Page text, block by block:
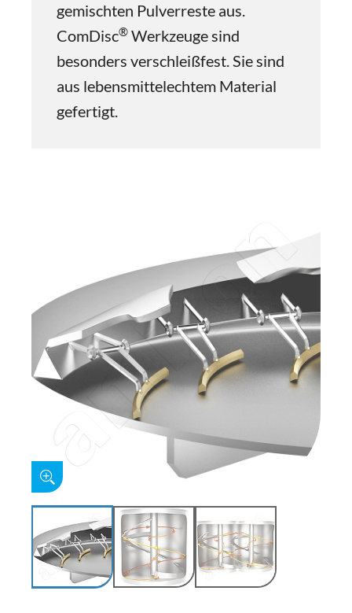
gemischten Pulverreste aus.
ComDisc® Werkzeuge sind
besonders verschleißfest. Sie sind
aus lebensmittelechtem Material
gefertigt.